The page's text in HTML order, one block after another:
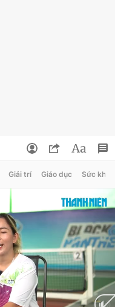
Giải trí Giáo dục Sức khỏe